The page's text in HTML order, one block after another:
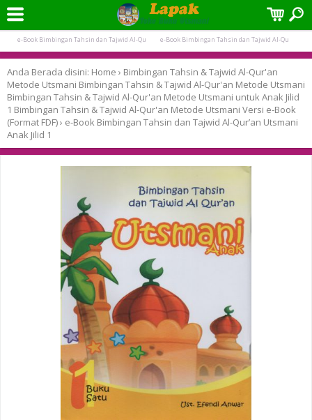
Terpopuler:
e-Book Bimbingan Tahsin dan Tajwid Al-Qu
e-Book Bimbingan Tahsin dan Tajwid Al-Qu
e-Book Bimbingan Tahsin dan Tajwid Al-Qu
e-Book Bimbingan Tahsin dan Tajwid Al-Qu
Anda Berada disini: Home › Bimbingan Tahsin & Tajwid Al-Qur'an
Metode Utsmani Bimbingan Tahsin & Tajwid Al-Qur'an Metode Utsmani
Bimbingan Tahsin & Tajwid Al-Qur'an Metode Utsmani untuk Anak Jilid
1 Bimbingan Tahsin & Tajwid Al-Qur'an Metode Utsmani Versi e-Book
(Format FDF)› e-Book Bimbingan Tahsin dan Tajwid Al-Qur’an Utsmani
Anak Jilid 1